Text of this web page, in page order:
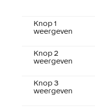
Knop 1
weergeven
Knop 2
weergeven
Knop 3
weergeven